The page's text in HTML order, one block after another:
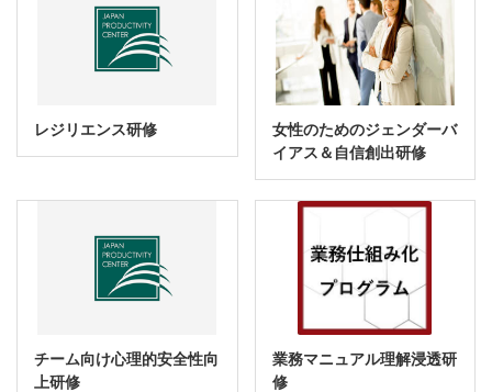
レジリエンス研修
女性のためのジェンダーバ
イアス＆自信創出研修
チーム向け心理的安全性向
上研修
業務マニュアル理解浸透研
修